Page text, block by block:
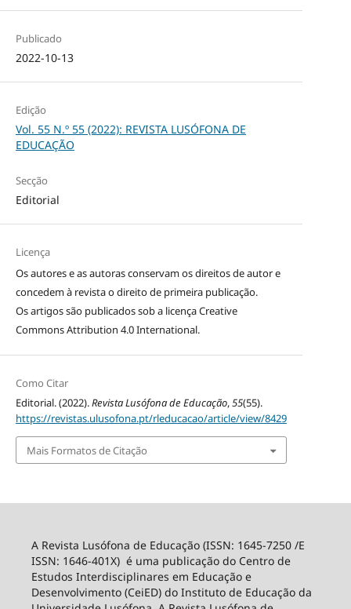
Publicado
2022-10-13
Edição
Vol. 55 N.º 55 (2022): REVISTA LUSÓFONA DE
EDUCAÇÃO
Secção
Editorial
Licença
Os autores e as autoras conservam os direitos de autor e
concedem à revista o direito de primeira publicação.
Os artigos são publicados sob a licençaCreative
Commons Attribution 4.0 International.
Como Citar
Editorial. (2022).Revista Lusófona de Educação,55(55).
https://revistas.ulusofona.pt/rleducacao/article/view/8429
Mais Formatos de Citação
A Revista Lusófona de Educação (ISSN: 1645-7250 /E
ISSN: 1646-401X) é uma publicação do Centro de
Estudos Interdisciplinares em Educação e
Desenvolvimento (CeiED) do Instituto de Educação da